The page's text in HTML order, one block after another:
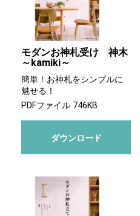
モダンお神札受け 神木
～kamiki～
簡単！お神札をシンプルに
魅せる！
PDFファイル 746KB
ダウンロード